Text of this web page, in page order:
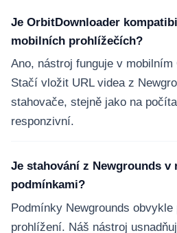
Je OrbitDownloader
mobilních prohlížečích?
Ano, nástroj funguje v mobilním
Stačí vložit URL videa z
stahovače, stejně jako na
responzivní.
Je stahování z Newgrounds
podmínkami?
Podmínky Newgrounds
prohlížení. Náš nástroj